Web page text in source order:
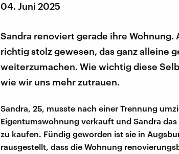
04. Juni 2025
Sandra renoviert gerade ihre Wohnung.
richtig stolz gewesen, das ganz alleine
weiterzumachen. Wie wichtig diese
wie wir uns mehr zutrauen.
Sandra, 25, musste nach einer Trennung
Eigentumswohnung verkauft und Sandra
zu kaufen. Fündig geworden ist sie in
rausgestellt, dass die Wohnung